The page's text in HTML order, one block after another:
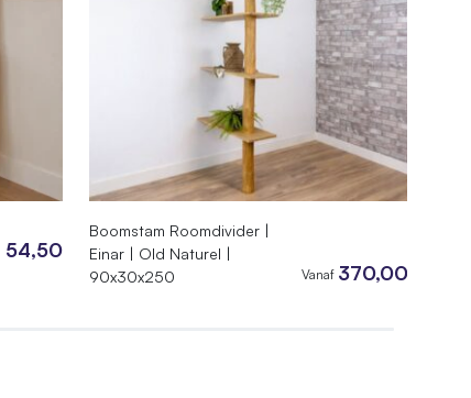
54,50
Boomstam Roomdivider |
Einar | Old Naturel |
90x30x250
Vanaf 370,00